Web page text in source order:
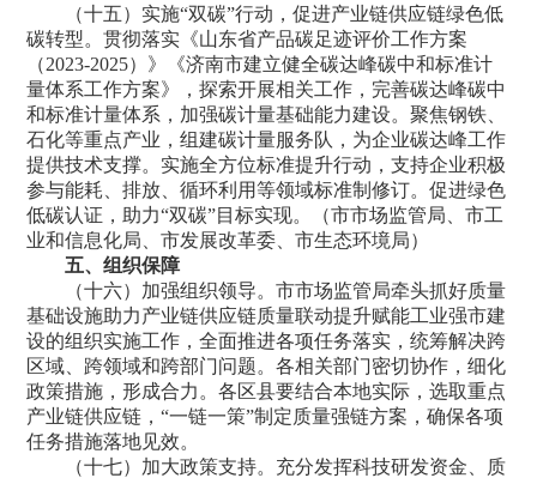
（十五）实施“双碳”行动，促进产业链供应链绿色低
碳转型。贯彻落实《山东省产品碳足迹评价工作方案
（2023-2025）》《济南市建立健全碳达峰碳中和标准计
量体系工作方案》，探索开展相关工作，完善碳达峰碳中
和标准计量体系，加强碳计量基础能力建设。聚焦钢铁、
石化等重点产业，组建碳计量服务队，为企业碳达峰工作
提供技术支撑。实施全方位标准提升行动，支持企业积极
参与能耗、排放、循环利用等领域标准制修订。促进绿色
低碳认证，助力“双碳”目标实现。（市市场监管局、市工
业和信息化局、市发展改革委、市生态环境局）
五、组织保障
（十六）加强组织领导。市市场监管局牵头抓好质量
基础设施助力产业链供应链质量联动提升赋能工业强市建
设的组织实施工作，全面推进各项任务落实，统筹解决跨
区域、跨领域和跨部门问题。各相关部门密切协作，细化
政策措施，形成合力。各区县要结合本地实际，选取重点
产业链供应链，“一链一策”制定质量强链方案，确保各项
任务措施落地见效。
（十七）加大政策支持。充分发挥科技研发资金、质